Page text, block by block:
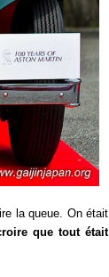
la queue. On était
que tout était